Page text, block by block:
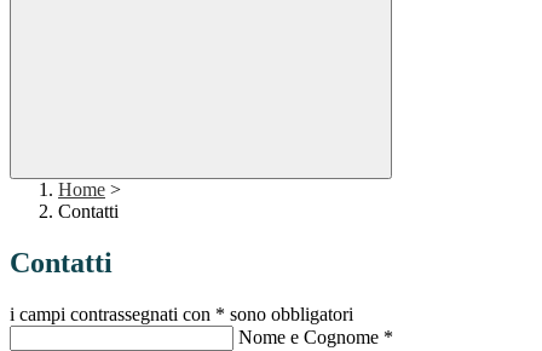
Home >
Contatti
Contatti
i campi contrassegnati con * sono obbligatori
Nome e Cognome *